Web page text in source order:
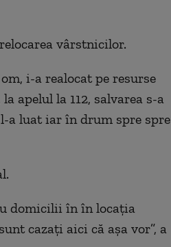
elocarea vârstnicilor.
i-a realocat pe resurse
apelul la 112, salvarea s-a
a luat iar în drum spre spre
domicilii în în locația
cazați aici că așa vor”, a